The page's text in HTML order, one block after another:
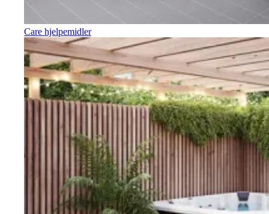
Care hjelpemidler